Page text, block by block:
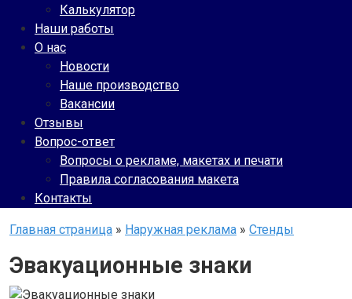
Калькулятор
Наши работы
О нас
Новости
Наше производство
Вакансии
Отзывы
Вопрос-ответ
Вопросы о рекламе, макетах и печати
Правила согласования макета
Контакты
Главная страница » Наружная реклама » Стенды
Эвакуационные знаки